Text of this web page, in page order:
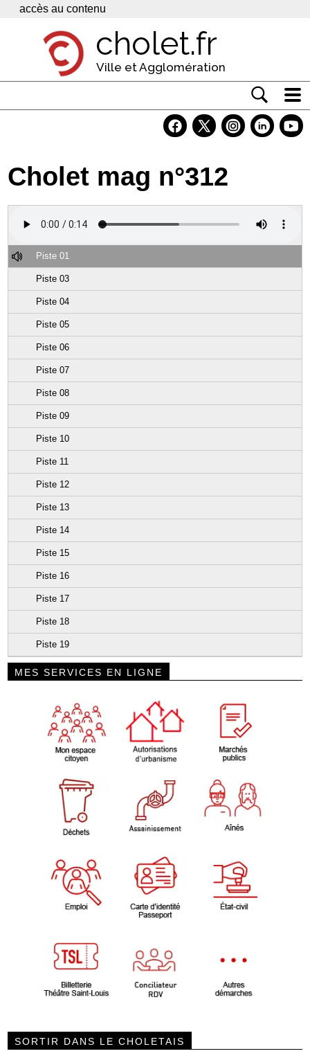
Panneau de gestion des cookies
accès au contenu
cholet.fr
Ville et Agglomération
Economie
Services
Cholet mag n°312
Piste 01
Piste 03
Piste 04
Piste 05
Piste 06
Piste 07
Piste 08
Piste 09
Piste 10
Piste 11
Piste 12
Piste 13
Piste 14
Piste 15
Piste 16
Piste 17
Piste 18
Piste 19
MES SERVICES EN LIGNE
SORTIR DANS LE CHOLETAIS